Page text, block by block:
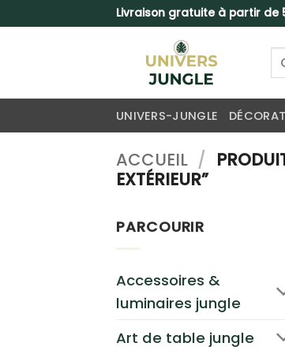
au
Livraison gratuite à partir de
UNIVERS-JUNGLE
ACCUEIL /
EXTÉRIEUR”
PARCOURIR
Accessoires &
luminaires jungle
Art de table jungle